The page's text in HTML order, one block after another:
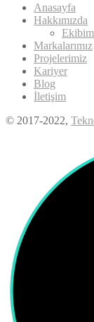
Anasayfa
Hakkımızda
Markalarımız
Projelerimiz
Kariyer
Blog
İletişim
© 2017-2022,